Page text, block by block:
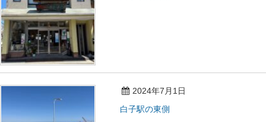
2024年7月1日
白子駅の東側